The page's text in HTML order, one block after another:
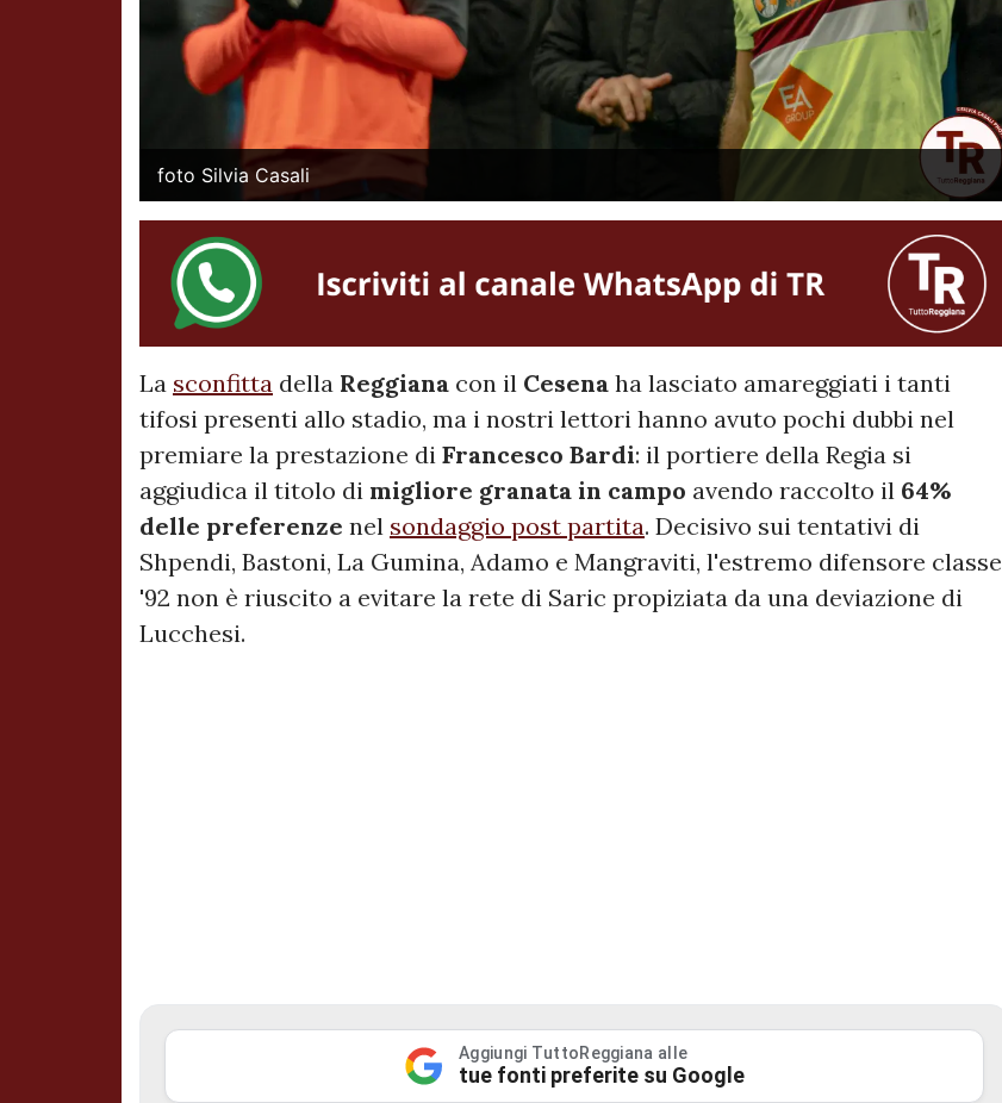
foto Silvia Casali
La sconfitta della Reggiana con il Cesena ha lasciato amareggiati i tanti
tifosi presenti allo stadio, ma i nostri lettori hanno avuto pochi dubbi nel
premiare la prestazione di Francesco Bardi: il portiere della Regia si
aggiudica il titolo di migliore granata in campo avendo raccolto il 64%
delle preferenze nel sondaggio post partita. Decisivo sui tentativi di
Shpendi, Bastoni, La Gumina, Adamo e Mangraviti, l'estremo difensore classe
'92 non è riuscito a evitare la rete di Saric propiziata da una deviazione di
Lucchesi.
Aggiungi TuttoReggiana alle
tue fonti preferite su Google